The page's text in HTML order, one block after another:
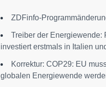
ZDFinfo-
Treiber der Energiewende:
investiert erstmals in Italien
Korrektur: COP29: EU
globalen Energiewende